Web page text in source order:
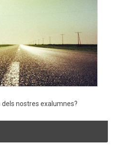
nostres exalumnes?